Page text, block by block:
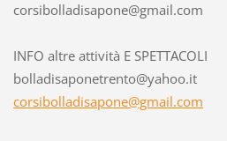
corsibolladisapone@gmail.com
INFO altre attività E SPETTACOLI
bolladisaponetrento@yahoo.it
corsibolladisapone@gmail.com